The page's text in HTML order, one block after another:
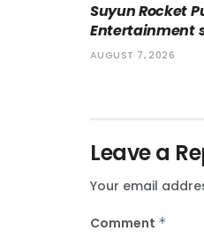
Suyun Rocket
Entertainment
AUGUST 7, 2026
Leave a
Your email
Comment *